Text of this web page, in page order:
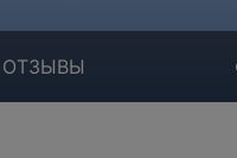
ОТЗЫВЫ